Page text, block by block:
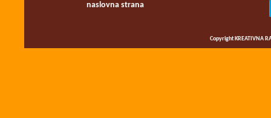
naslovna strana
Copyright KREATIVNA